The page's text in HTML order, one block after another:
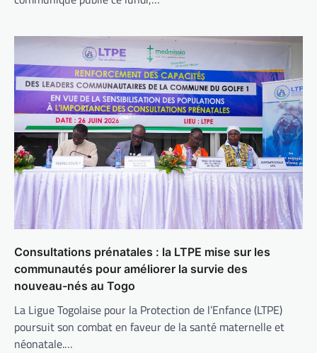
Consultations prénatales : la LTPE mise sur les
communautés pour améliorer la survie des
nouveau-nés au Togo
La Ligue Togolaise pour la Protection de l’Enfance (LTPE)
poursuit son combat en faveur de la santé maternelle et
néonatale.…